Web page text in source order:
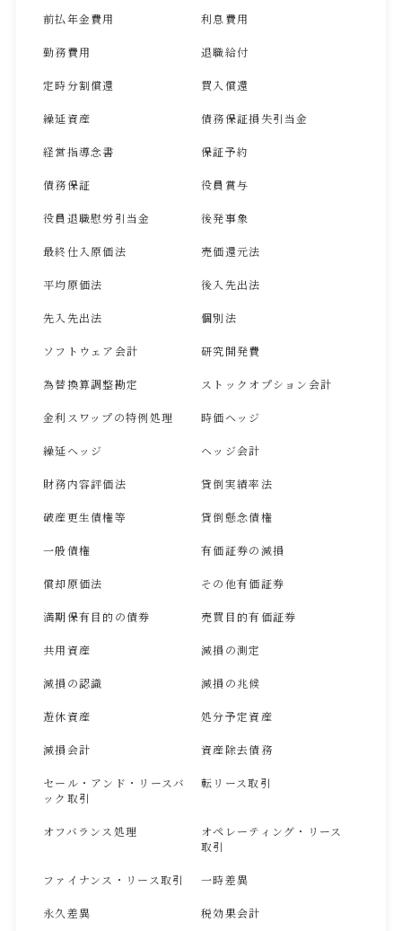
前払年金費用 利息費用
勤務費用 退職給付
定時分割償還 買入償還
繰延資産 債務保証損失引当金
経営指導念書 保証予約
債務保証 役員賞与
役員退職慰労引当金 後発事象
最終仕入原価法 売価還元法
平均原価法 後入先出法
先入先出法 個別法
ソフトウェア会計 研究開発費
為替換算調整勘定 ストックオプション会計
金利スワップの特例処理 時価ヘッジ
繰延ヘッジ ヘッジ会計
財務内容評価法 貸倒実績率法
破産更生債権等 貸倒懸念債権
一般債権 有価証券の減損
償却原価法 その他有価証券
満期保有目的の債券 売買目的有価証券
共用資産 減損の測定
減損の認識 減損の兆候
遊休資産 処分予定資産
減損会計 資産除去債務
セール・アンド・リースバ
ック取引
転リース取引
オフバランス処理
オペレーティング・リース
取引
ファイナンス・リース取引 一時差異
永久差異 税効果会計